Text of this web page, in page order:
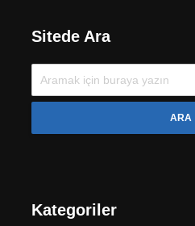
Sitede Ara
ARA
Kategoriler